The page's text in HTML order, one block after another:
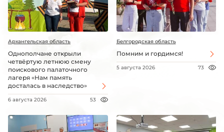
Архангельская область
Однополчане открыли
четвёртую летнюю смену
поискового палаточного
лагеря «Нам память
досталась в наследство»
6 августа 2026 53
Белгородская область
Помним и гордимся!
5 августа 2026 73